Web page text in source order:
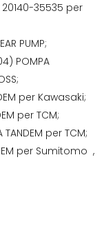
20140-35535 per
PUMP;
POMPA
per Kawasaki;
per TCM;
TANDEM per TCM;
per Sumitomo ,